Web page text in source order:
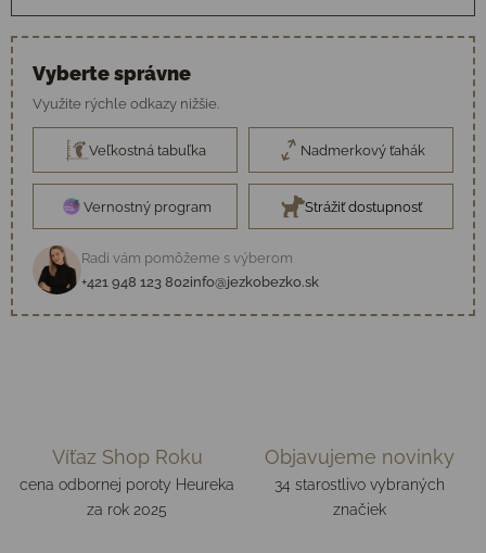
Vyberte správne
Využite rýchle odkazy nižšie.
Veľkostná tabuľka Nadmerkový ťahák
Vernostný program Strážiť dostupnosť
Radi vám pomôžeme s výberom
+421 948 123 802info@jezkobezko.sk
Víťaz Shop Roku
cena odbornej poroty Heureka
za rok 2025
Objavujeme novinky
34 starostlivo vybraných
značiek